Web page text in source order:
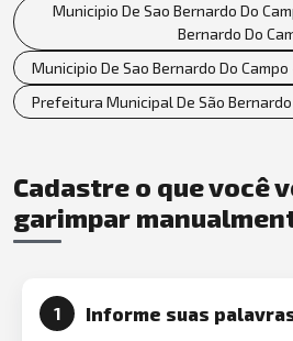
Municipio De Sao Bernardo Do
Bernardo Do
Municipio De Sao Bernardo Do
Prefeitura Municipal De São Bernardo
Cadastre o que você
garimpar
1 Informe suas